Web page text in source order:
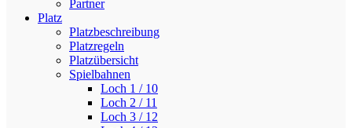
Partner
Platz
Platzbeschreibung
Platzregeln
Platzübersicht
Spielbahnen
Loch 1 / 10
Loch 2 / 11
Loch 3 / 12